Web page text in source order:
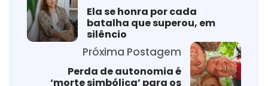
Ela se honra por cada
batalha que superou, em
silêncio
Próxima Postagem
Perda de autonomia é
‘morte simbólica’ para os